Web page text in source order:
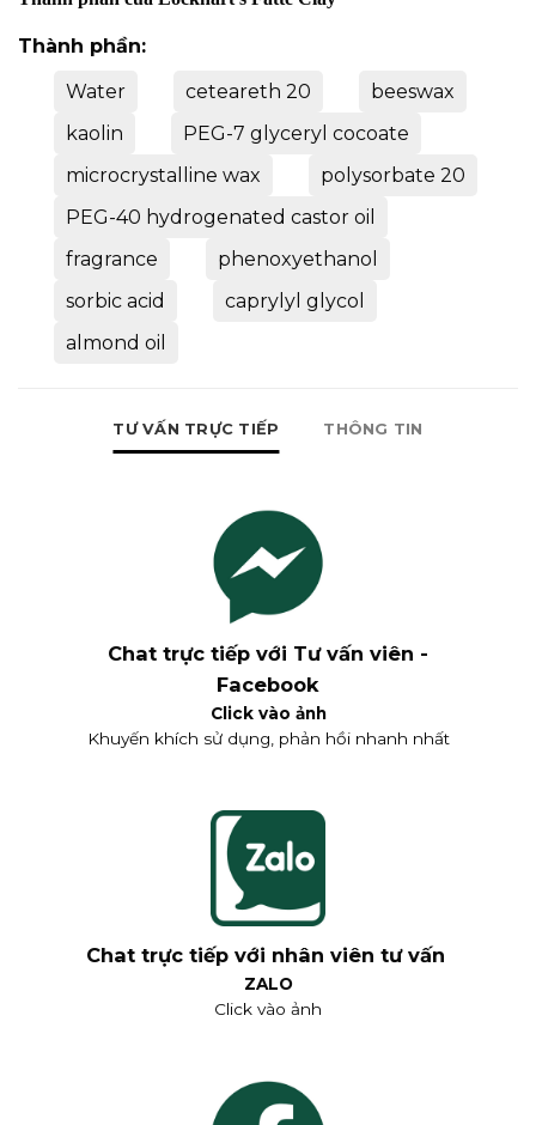
Thành phần:
Water
ceteareth 20
beeswax
kaolin
PEG-7 glyceryl cocoate
microcrystalline wax
polysorbate 20
PEG-40 hydrogenated castor oil
fragrance
phenoxyethanol
sorbic acid
caprylyl glycol
almond oil
TƯ VẤN TRỰC TIẾP THÔNG TIN
Chat trực tiếp với Tư vấn viên -
Facebook
Click vào ảnh
Khuyến khích sử dụng, phản hồi nhanh nhất
Chat trực tiếp với nhân viên tư vấn
ZALO
Click vào ảnh